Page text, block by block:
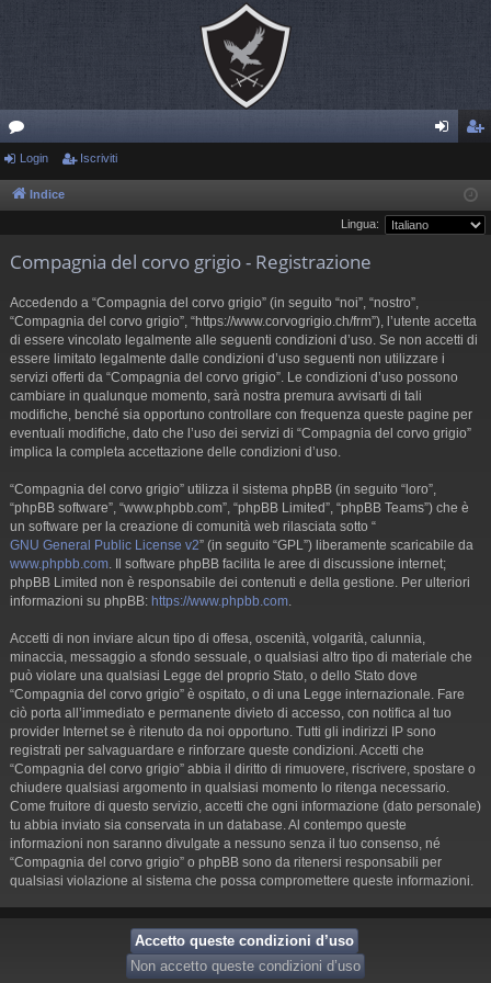
or
u riv
iti
Login Iscriviti
Indice
Lingua:
Compagnia del corvo grigio - Registrazione
Accedendo a “Compagnia del corvo grigio” (in seguito “noi”, “nostro”,
“Compagnia del corvo grigio”, “https://www.corvogrigio.ch/frm”), l’utente accetta
di essere vincolato legalmente alle seguenti condizioni d’uso. Se non accetti di
essere limitato legalmente dalle condizioni d’uso seguenti non utilizzare i
servizi offerti da “Compagnia del corvo grigio”. Le condizioni d’uso possono
cambiare in qualunque momento, sarà nostra premura avvisarti di tali
modifiche, benché sia opportuno controllare con frequenza queste pagine per
eventuali modifiche, dato che l’uso dei servizi di “Compagnia del corvo grigio”
implica la completa accettazione delle condizioni d’uso.
“Compagnia del corvo grigio” utilizza il sistema phpBB (in seguito “loro”,
“phpBB software”, “www.phpbb.com”, “phpBB Limited”, “phpBB Teams”) che è
un software per la creazione di comunità web rilasciata sotto “
GNU General Public License v2” (in seguito “GPL”) liberamente scaricabile da
www.phpbb.com . Il software phpBB facilita le aree di discussione internet;
phpBB Limited non è responsabile dei contenuti e della gestione. Per ulteriori
informazioni su phpBB: https://www.phpbb.com
Accetti di non inviare alcun tipo di offesa, oscenità, volgarità, calunnia,
minaccia, messaggio a sfondo sessuale, o qualsiasi altro tipo di materiale che
può violare una qualsiasi Legge del proprio Stato, o dello Stato dove
“Compagnia del corvo grigio” è ospitato, o di una Legge internazionale. Fare
ciò porta all’immediato e permanente divieto di accesso, con notifica al tuo
provider Internet se è ritenuto da noi opportuno. Tutti gli indirizzi IP sono
registrati per salvaguardare e rinforzare queste condizioni. Accetti che
“Compagnia del corvo grigio” abbia il diritto di rimuovere, riscrivere, spostare o
chiudere qualsiasi argomento in qualsiasi momento lo ritenga necessario.
Come fruitore di questo servizio, accetti che ogni informazione (dato personale)
tu abbia inviato sia conservata in un database. Al contempo queste
informazioni non saranno divulgate a nessuno senza il tuo consenso, né
“Compagnia del corvo grigio” o phpBB sono da ritenersi responsabili per
qualsiasi violazione al sistema che possa compromettere queste informazioni.